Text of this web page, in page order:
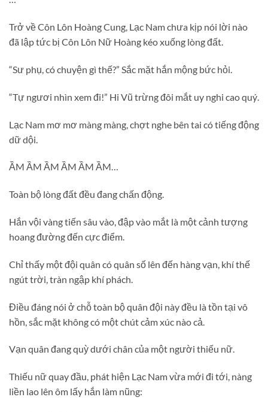
Trở về Côn Lôn Hoàng Cung, Lạc Nam chưa kịp nói lời nào
đã lập tức bị Côn Lôn Nữ Hoàng kéo xuống lòng đất.
“Sư phụ, có chuyện gì thế?” Sắc mặt hắn mộng bức hỏi.
“Tự ngươi nhìn xem đi!” Hi Vũ trừng đôi mắt uy nghi cao quý.
Lạc Nam mơ mơ màng màng, chợt nghe bên tai có tiếng động
dữ dội.
ẦM ẦM ẦM ẦM ẦM ẦM…
Toàn bộ lòng đất đều đang chấn động.
Hắn vội vàng tiến sâu vào, đập vào mắt là một cảnh tượng
hoang đường đến cực điểm.
Chỉ thấy một đội quân có quân số lên đến hàng vạn, khí thế
ngút trời, tràn ngập khí phách.
Điều đáng nói ở chỗ toàn bộ quân đội này đều là tồn tại vô
hồn, sắc mặt không có một chút cảm xúc nào cả.
Vạn quân đang quỳ dưới chân của một người thiếu nữ.
Thiếu nữ quay đầu, phát hiện Lạc Nam vừa mới đi tới, nàng
liền lao lên ôm lấy hắn làm nũng: